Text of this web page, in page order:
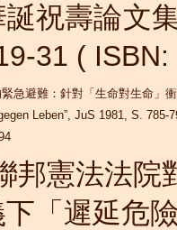
祝壽論文
31 ( ISBN:
急避難：針對「生命對生命」
Leben”, JuS 1981, S. 785-
邦憲法法院
「遲延危